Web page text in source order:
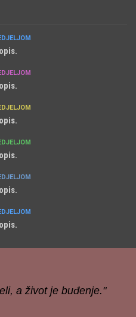
a život je buđenje."